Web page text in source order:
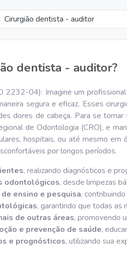
Cirurgião dentista - auditor
dentista - auditor?
2232-04): Imagine um
segura e eficaz. Esses
dores de cabeça. Para se
de Odontologia (CRO), e
hospitais, ou até mesmo
por longos períodos.
, realizando diagnósticos e
odontológicos, desde limpezas
ensino e pesquisa,
, garantindo que todas as
de outras áreas, promovendo
e prevenção de saúde,
e prognósticos, utilizando sua